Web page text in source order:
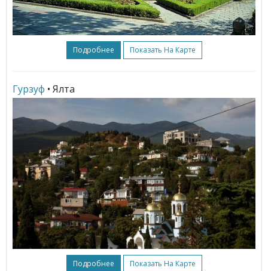
Подробнее Показать На Карте
Гурзуф • Ялта
Подробнее Показать На Карте